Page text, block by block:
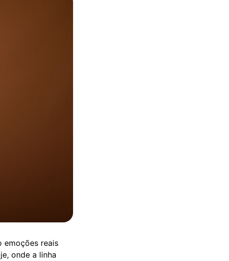
emoções reais
onde a linha